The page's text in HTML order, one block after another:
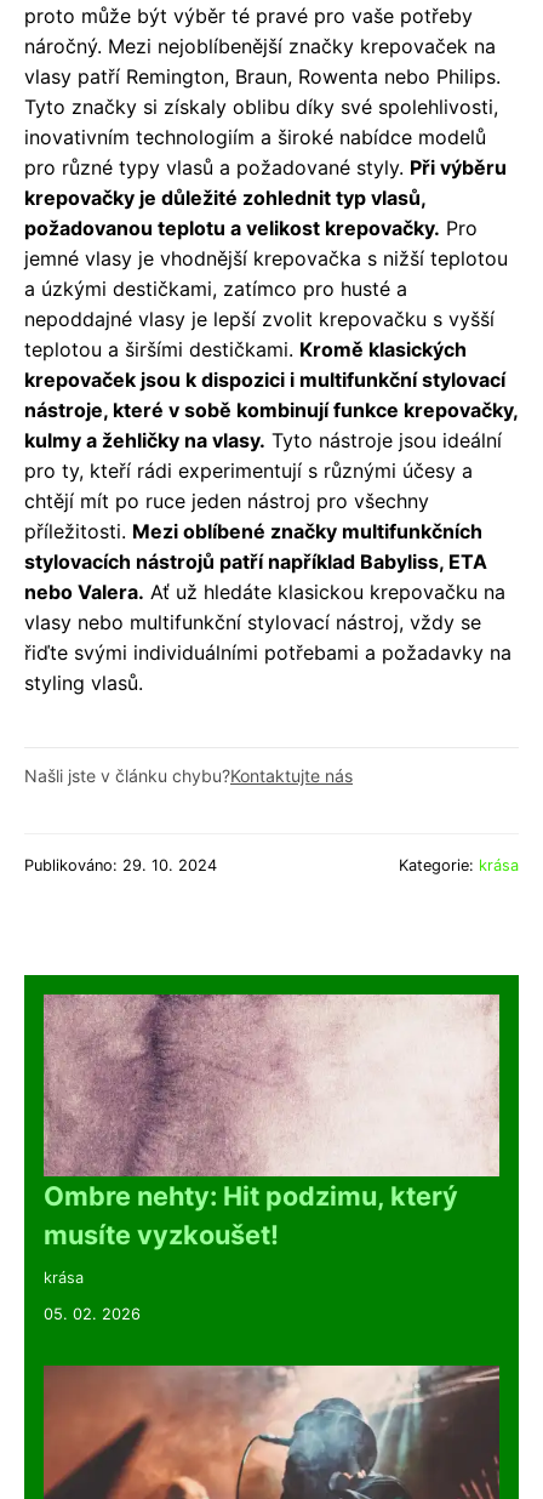
proto může být výběr té pravé pro vaše potřeby
náročný. Mezi nejoblíbenější značky krepovaček na
vlasy patří Remington, Braun, Rowenta nebo Philips.
Tyto značky si získaly oblibu díky své spolehlivosti,
inovativním technologiím a široké nabídce modelů
pro různé typy vlasů a požadované styly. Při výběru
krepovačky je důležité zohlednit typ vlasů,
požadovanou teplotu a velikost krepovačky. Pro
jemné vlasy je vhodnější krepovačka s nižší teplotou
a úzkými destičkami, zatímco pro husté a
nepoddajné vlasy je lepší zvolit krepovačku s vyšší
teplotou a širšími destičkami. Kromě klasických
krepovaček jsou k dispozici i multifunkční stylovací
nástroje, které v sobě kombinují funkce krepovačky,
kulmy a žehličky na vlasy. Tyto nástroje jsou ideální
pro ty, kteří rádi experimentují s různými účesy a
chtějí mít po ruce jeden nástroj pro všechny
příležitosti. Mezi oblíbené značky multifunkčních
stylovacích nástrojů patří například Babyliss, ETA
nebo Valera. Ať už hledáte klasickou krepovačku na
vlasy nebo multifunkční stylovací nástroj, vždy se
řiďte svými individuálními potřebami a požadavky na
styling vlasů.
Našli jste v článku chybu?Kontaktujte nás
Publikováno: 29. 10. 2024 Kategorie: krása
Ombre nehty: Hit podzimu, který
musíte vyzkoušet!
krása
05. 02. 2026